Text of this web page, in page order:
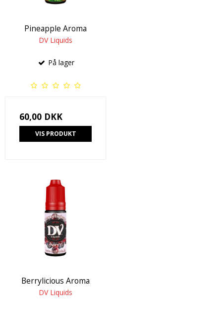
Pineapple Aroma
DV Liquids
På lager
60,00 DKK
VIS PRODUKT
Berrylicious Aroma
DV Liquids